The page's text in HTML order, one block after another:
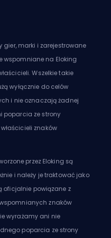
gier, marki i zarejestrowane
wspomniane na Eloking
Wszelkie takie
wyłącznie do celów
i nie oznaczają żadnej
poparcia ze strony
znaków
przez Eloking są
i należy je traktować jako
oficjalnie powiązane z
znaków
wyrażamy ani nie
poparcia ze strony